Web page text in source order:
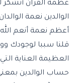
عظمة القرآن أنشكر
الوالدين نعمة
أعظم نعمة أنعم
قلنا سببا لوجودك
العظيمة العناية
حساب الوالدين